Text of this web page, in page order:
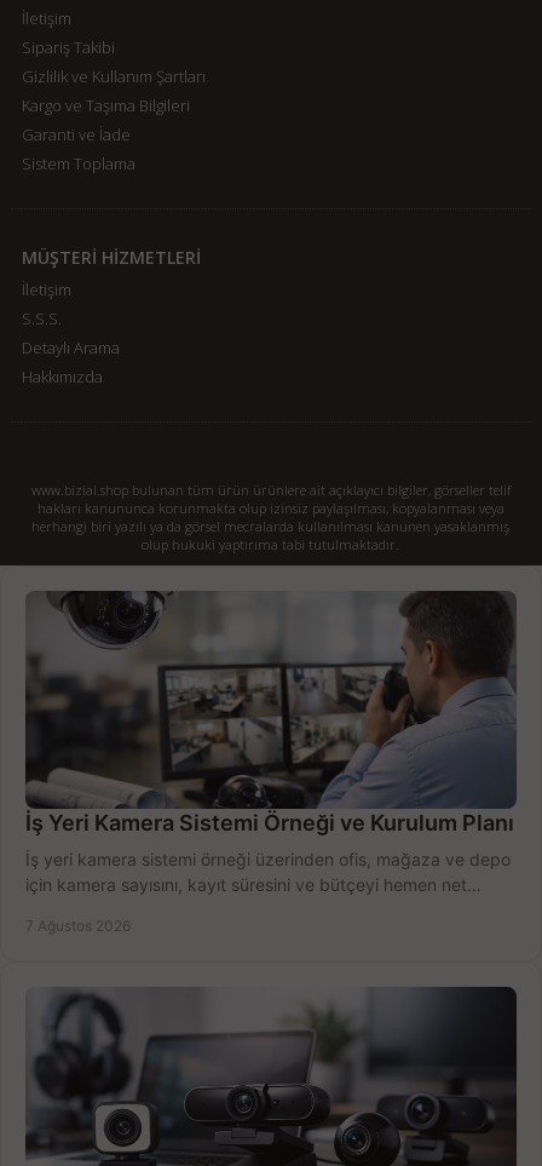
İletişim
Sipariş Takibi
Gizlilik ve Kullanım Şartları
Kargo ve Taşıma Bilgileri
Garanti ve İade
Sistem Toplama
MÜŞTERİ HİZMETLERİ
İletişim
S.S.S.
Detaylı Arama
Hakkımızda
www.bizial.shop bulunan tüm ürün ürünlere ait açıklayıcı bilgiler, görseller telif
hakları kanununca korunmakta olup izinsiz paylaşılması, kopyalanması veya
herhangi biri yazılı ya da görsel mecralarda kullanılması kanunen yasaklanmış
olup hukuki yaptırıma tabi tutulmaktadır.
İş Yeri Kamera Sistemi Örneği ve Kurulum Planı
İş yeri kamera sistemi örneği üzerinden ofis, mağaza ve depo
için kamera sayısını, kayıt süresini ve bütçeyi hemen net
7 Ağustos 2026